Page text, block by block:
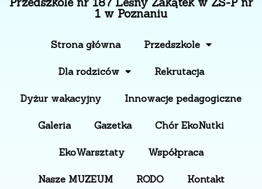
1 w Poznaniu
Strona główna Przedszkole
Dla rodziców Rekrutacja
Dyżur wakacyjny Innowacje pedagogiczne
Galeria Gazetka Chór EkoNutki
EkoWarsztaty Współpraca
Nasze MUZEUM RODO Kontakt